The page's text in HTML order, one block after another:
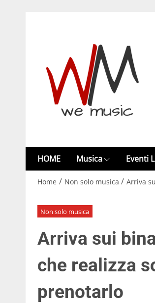
HOME Musica Eventi
Home / Non solo musica / Arriva
Non solo musica
Arriva sui
che realizza
prenotarlo